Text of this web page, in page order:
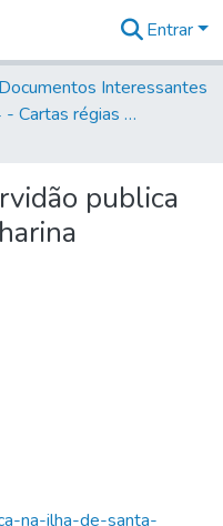
Entrar
Documentos Interessantes
Volume 24 - Cartas régias e provisões (1730- 1738)
publica
na-ilha-de-santa-